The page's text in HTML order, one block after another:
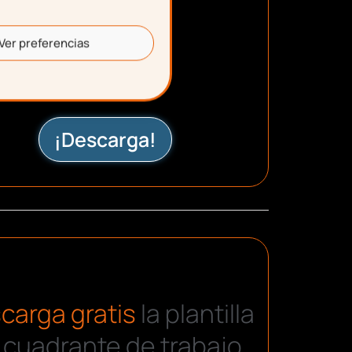
preferencias
¡Descarga!
gratis la plantilla